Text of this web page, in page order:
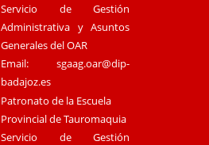
Servicio de Gestión
Administrativa y Asuntos
Generales del OAR
Email:sgaag.oar@dip-
badajoz.es
Patronato de la Escuela
Provincial de Tauromaquia
Servicio de Gestión